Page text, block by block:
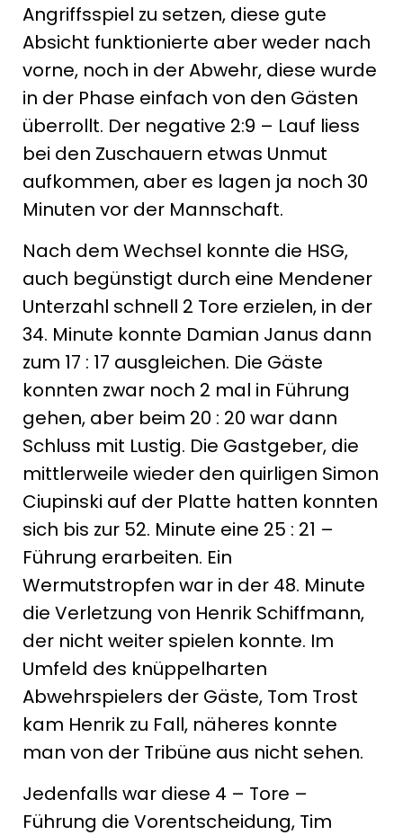
Angriffsspiel zu setzen, diese gute
Absicht funktionierte aber weder nach
vorne, noch in der Abwehr, diese wurde
in der Phase einfach von den Gästen
überrollt. Der negative 2:9 – Lauf liess
bei den Zuschauern etwas Unmut
aufkommen, aber es lagen ja noch 30
Minuten vor der Mannschaft.
Nach dem Wechsel konnte die HSG,
auch begünstigt durch eine Mendener
Unterzahl schnell 2 Tore erzielen, in der
34. Minute konnte Damian Janus dann
zum 17 : 17 ausgleichen. Die Gäste
konnten zwar noch 2 mal in Führung
gehen, aber beim 20 : 20 war dann
Schluss mit Lustig. Die Gastgeber, die
mittlerweile wieder den quirligen Simon
Ciupinski auf der Platte hatten konnten
sich bis zur 52. Minute eine 25 : 21 –
Führung erarbeiten. Ein
Wermutstropfen war in der 48. Minute
die Verletzung von Henrik Schiffmann,
der nicht weiter spielen konnte. Im
Umfeld des knüppelharten
Abwehrspielers der Gäste, Tom Trost
kam Henrik zu Fall, näheres konnte
man von der Tribüne aus nicht sehen.
Jedenfalls war diese 4 – Tore –
Führung die Vorentscheidung, Tim